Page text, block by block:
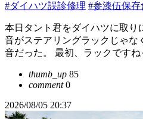
#ダイハツ誤診修理 #参漆伍保存
本日タント君をダイハツに取り
音がステアリングラックじゃな
音だった。 最初、ラックです
thumb_up 85
comment0
2026/08/05 20:37